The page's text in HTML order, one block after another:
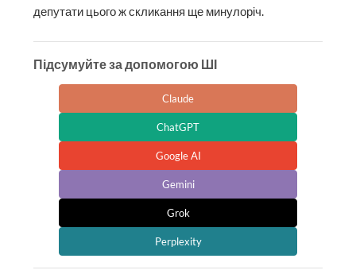
депутати цього ж скликання ще минулоріч.
Підсумуйте за допомогою ШІ
Claude
ChatGPT
Google AI
Gemini
Grok
Perplexity